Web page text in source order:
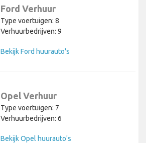
Ford Verhuur
Type voertuigen: 8
Verhuurbedrijven: 9
Bekijk Ford huurauto's
Opel Verhuur
Type voertuigen: 7
Verhuurbedrijven: 6
Bekijk Opel huurauto's